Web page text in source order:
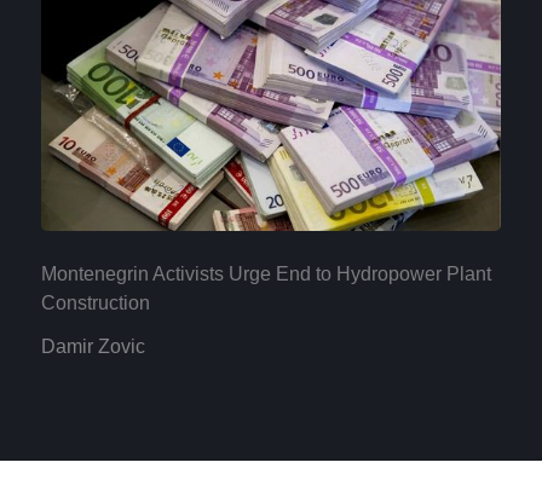
Montenegrin Activists Urge End to Hydropower Plant
Construction
Damir Zovic